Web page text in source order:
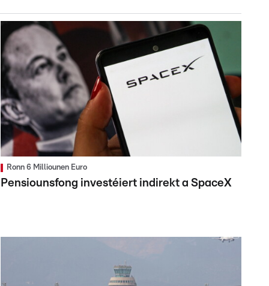
Ronn 6 Milliounen Euro
Pensiounsfong investéiert indirekt a SpaceX